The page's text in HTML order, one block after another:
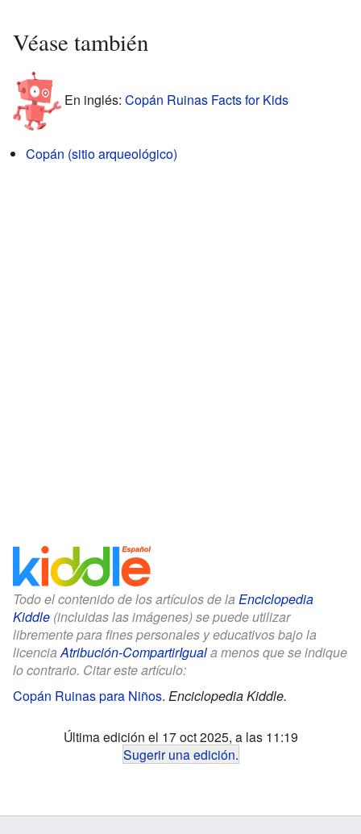
Véase también
En inglés: Copán Ruinas Facts for Kids
Copán (sitio arqueológico)
Todo el contenido de los artículos de la Enciclopedia
Kiddle (incluidas las imágenes) se puede utilizar
libremente para fines personales y educativos bajo la
licenciaAtribución-CompartirIguala menos que se indique
lo contrario. Citar este artículo:
Copán Ruinas para Niños. Enciclopedia Kiddle.
Última edición el 17 oct 2025, a las 11:19
Sugerir una edición.